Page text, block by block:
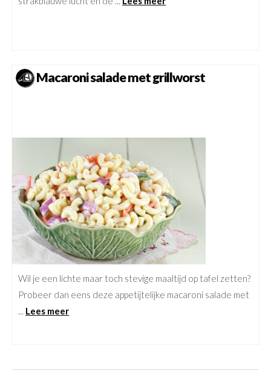
Macaroni salade met grillworst
Wil je een lichte maar toch stevige maaltijd op tafel zetten?
Probeer dan eens deze appetijtelijke macaroni salade met
... Lees meer